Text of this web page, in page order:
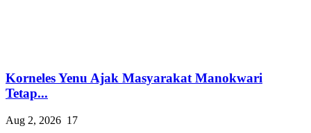
Korneles Yenu Ajak Masyarakat Manokwari
Tetap...
Aug 2, 2026 17